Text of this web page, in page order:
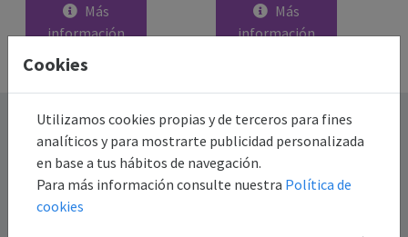
Más
información
Más
información
Destacado
Información
Mi Cuenta
Cookies
Utilizamos cookies propias y de terceros para fines
analíticos y para mostrarte publicidad personalizada
en base a tus hábitos de navegación.
Para más información consulte nuestra Política de
cookies